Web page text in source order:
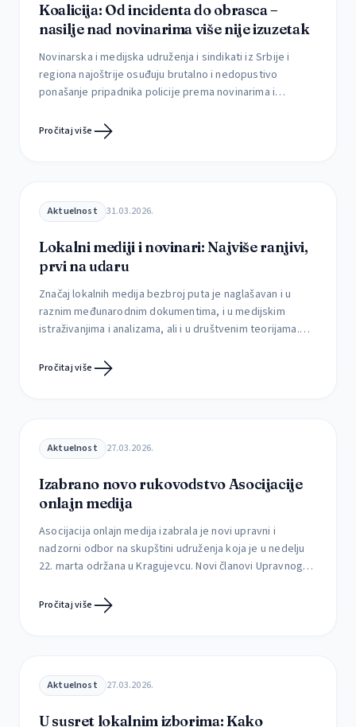
Koalicija: Od incidenta do obrasca –
nasilje nad novinarima više nije izuzetak
Novinarska i medijska udruženja i sindikati iz Srbije i
regiona najoštrije osuđuju brutalno i nedopustivo
ponašanje pripadnika policije prema novinarima i
tokom izveštavanja sa događaja od javnog interesa.
[…]
Pročitaj više
Aktuelnost 31.03.2026.
Lokalni mediji i novinari: Najviše ranjivi,
prvi na udaru
Značaj lokalnih medija bezbroj puta je naglašavan i u
raznim međunarodnim dokumentima, i u medijskim
istraživanjima i analizama, ali i u društvenim teorijama.
zdravlja demokratije“ i da bez snažnih i nezavisnih
Pročitaj više
Aktuelnost 27.03.2026.
Izabrano novo rukovodstvo Asocijacije
onlajn medija
Asocijacija onlajn medija izabrala je novi upravni i
nadzorni odbor na skupštini udruženja koja je u nedelju
22. marta održana u Kragujevcu. Novi članovi Upravnog
(Dimitrovgrad), Milica Šarić iz Centra za istraživačko
Pročitaj više
Aktuelnost 27.03.2026.
U susret lokalnim izborima: Kako